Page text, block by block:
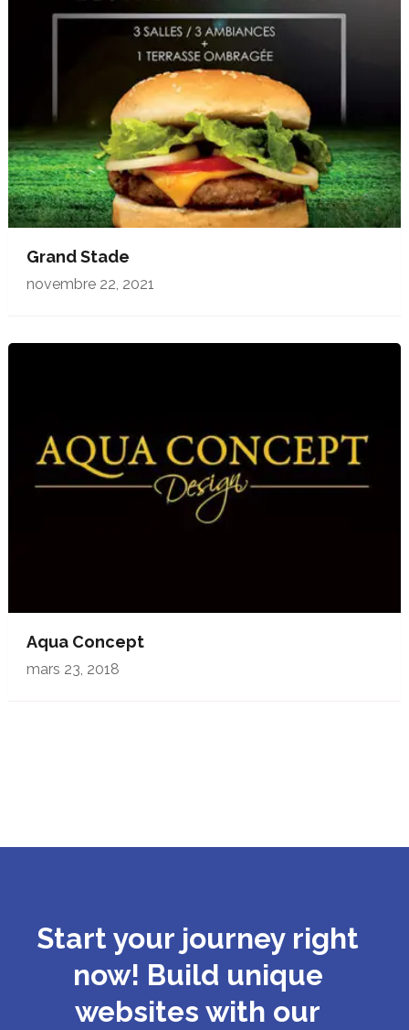
Grand Stade
novembre 22, 2021
Aqua Concept
mars 23, 2018
Start your journey right
now! Build unique
websites with our